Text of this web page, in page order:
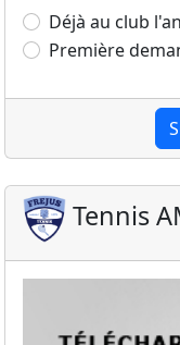
Déjà au club
Première
Tennis